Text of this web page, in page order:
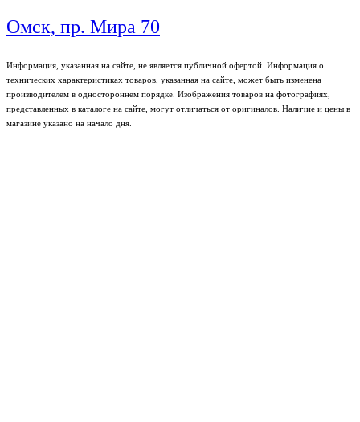
Омск, пр. Мира 70
Информация, указанная на сайте, не является публичной офертой. Информация о
технических характеристиках товаров, указанная на сайте, может быть изменена
производителем в одностороннем порядке. Изображения товаров на фотографиях,
представленных в каталоге на сайте, могут отличаться от оригиналов. Наличие и цены в
магазине указано на начало дня.